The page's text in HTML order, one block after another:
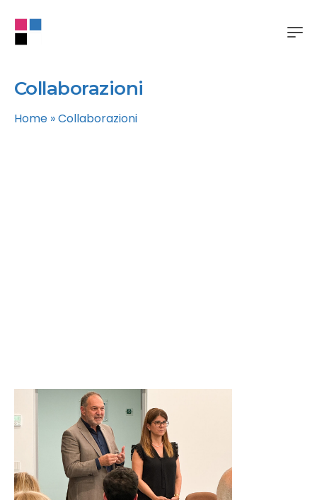
Collaborazioni
Home »Collaborazioni